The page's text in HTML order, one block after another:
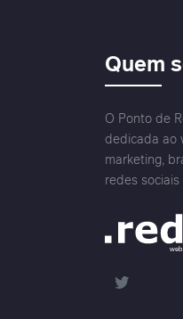
Quem
O Ponto de
dedicada ao
marketing,
redes
web